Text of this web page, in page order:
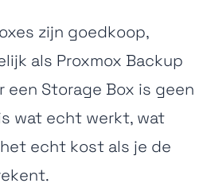
zijn goedkoop,
als Proxmox Backup
een Storage Box is geen
wat echt werkt, wat
echt kost als je de